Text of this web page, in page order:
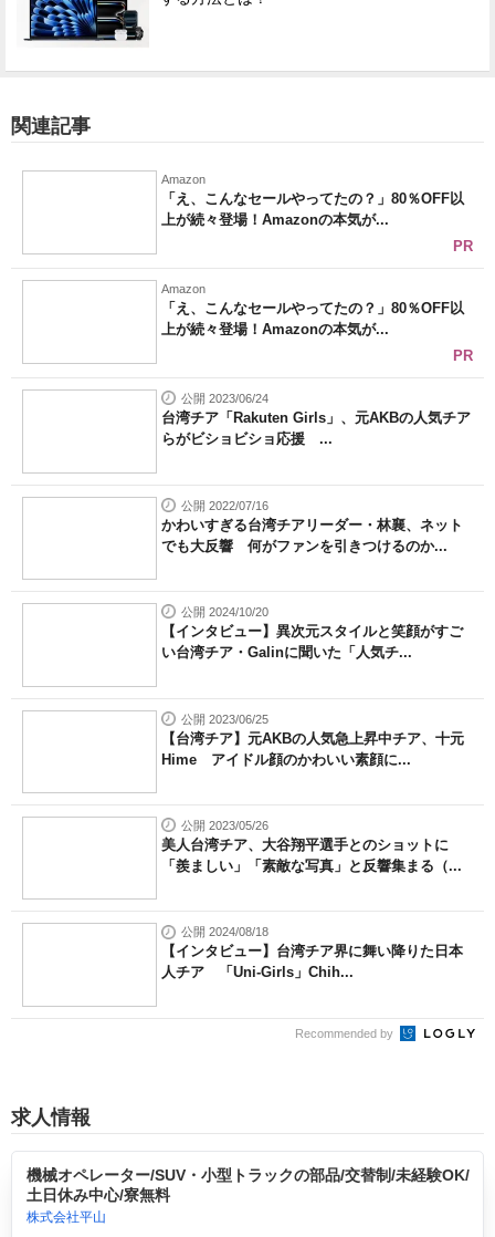
関連記事
Amazon
「え、こんなセールやってたの？」80％OFF以
上が続々登場！Amazonの本気が...
PR
Amazon
「え、こんなセールやってたの？」80％OFF以
上が続々登場！Amazonの本気が...
PR
公開 2023/06/24
台湾チア「Rakuten Girls」、元AKBの人気チア
らがビショビショ応援 ...
公開 2022/07/16
かわいすぎる台湾チアリーダー・林襄、ネット
でも大反響 何がファンを引きつけるのか...
公開 2024/10/20
【インタビュー】異次元スタイルと笑顔がすご
い台湾チア・Galinに聞いた「人気チ...
公開 2023/06/25
【台湾チア】元AKBの人気急上昇中チア、十元
Hime アイドル顔のかわいい素顔に...
公開 2023/05/26
美人台湾チア、大谷翔平選手とのショットに
「羨ましい」「素敵な写真」と反響集まる（...
公開 2024/08/18
【インタビュー】台湾チア界に舞い降りた日本
人チア 「Uni-Girls」Chih...
Recommended by
求人情報
機械オペレーター/SUV・小型トラックの部品/交替制/未経験OK/
土日休み中心/寮無料
株式会社平山